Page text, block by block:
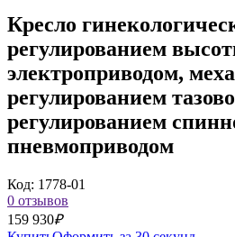
Кресло
регулированием
электроприводом,
регулированием
регулированием
пневмоприводом
Код: 1778-01
0 отзывов
159 930₽